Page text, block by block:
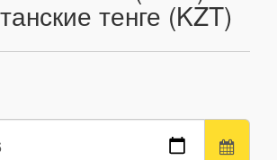
тенге (KZT)